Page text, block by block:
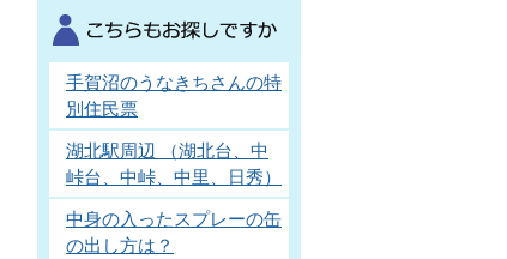
手賀沼のうなきちさんの特
別住民票
湖北駅周辺 （湖北台、中
峠台、中峠、中里、日秀）
中身の入ったスプレーの缶
の出し方は？